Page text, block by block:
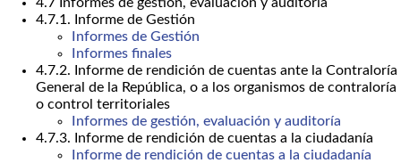
4.7 Informes de gestión, evaluación y auditoría
4.7.1. Informe de Gestión
Informes de Gestión
Informes finales
4.7.2. Informe de rendición de cuentas ante la Contraloría
General de la República, o a los organismos de contraloría
o control territoriales
Informes de gestión, evaluación y auditoría
4.7.3. Informe de rendición de cuentas a la ciudadanía
Informe de rendición de cuentas a la ciudadanía